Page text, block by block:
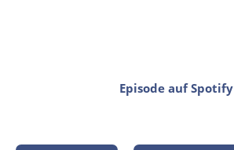
Episode auf Spotify